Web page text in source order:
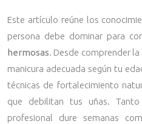
Este artículo reúne los
persona debe dominar para
hermosas. Desde comprender
manicura adecuada según tu
técnicas de fortalecimiento
que debilitan tus uñas.
profesional dure semanas